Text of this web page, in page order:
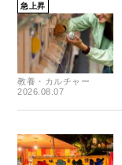
急上昇
教養・カルチャー
2026.08.07